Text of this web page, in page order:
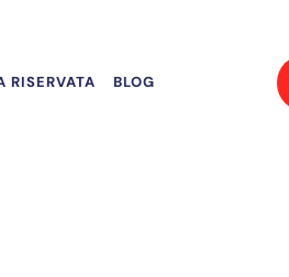
RISERVATA BLOG